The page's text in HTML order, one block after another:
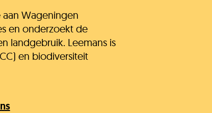
aan Wageningen
en onderzoekt de
landgebruik. Leemans is
en biodiversiteit